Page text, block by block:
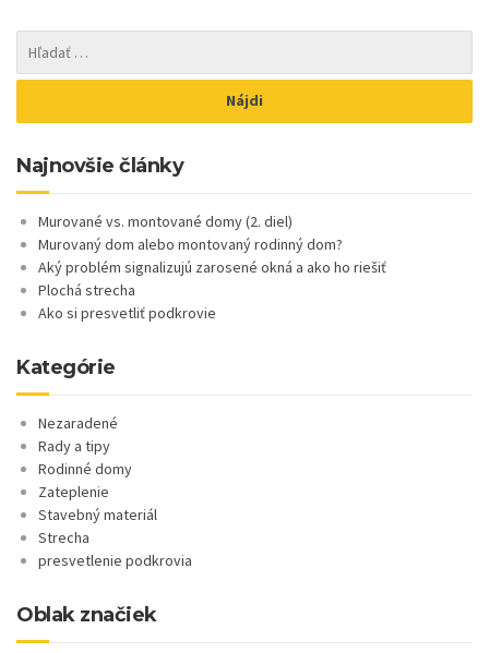
Najnovšie články
Murované vs. montované domy (2. diel)
Murovaný dom alebo montovaný rodinný dom?
Aký problém signalizujú zarosené okná a ako ho riešiť
Plochá strecha
Ako si presvetliť podkrovie
Kategórie
Nezaradené
Rady a tipy
Rodinné domy
Zateplenie
Stavebný materiál
Strecha
presvetlenie podkrovia
Oblak značiek